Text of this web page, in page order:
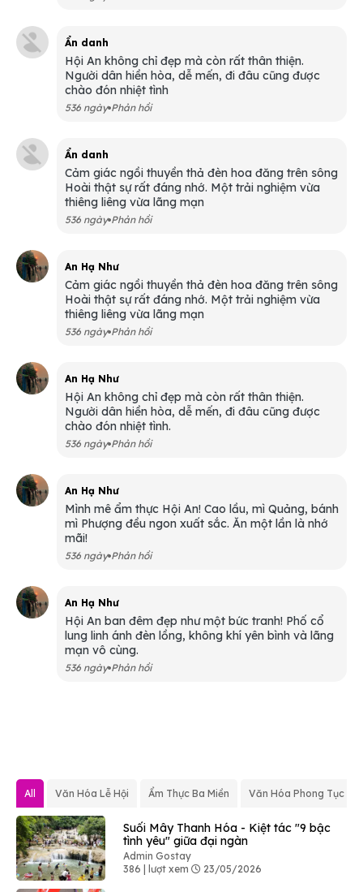
Ẩn danh
Hội An không chỉ đẹp mà còn rất thân thiện.
Người dân hiền hòa, dễ mến, đi đâu cũng được
chào đón nhiệt tình
536 ngày Phản hồi
Ẩn danh
Cảm giác ngồi thuyền thả đèn hoa đăng trên sông
Hoài thật sự rất đáng nhớ. Một trải nghiệm vừa
thiêng liêng vừa lãng mạn
536 ngày Phản hồi
An Hạ Như
Cảm giác ngồi thuyền thả đèn hoa đăng trên sông
Hoài thật sự rất đáng nhớ. Một trải nghiệm vừa
thiêng liêng vừa lãng mạn
536 ngày Phản hồi
An Hạ Như
Hội An không chỉ đẹp mà còn rất thân thiện.
Người dân hiền hòa, dễ mến, đi đâu cũng được
chào đón nhiệt tình.
536 ngày Phản hồi
An Hạ Như
Mình mê ẩm thực Hội An! Cao lầu, mì Quảng, bánh
mì Phượng đều ngon xuất sắc. Ăn một lần là nhớ
mãi!
536 ngày Phản hồi
An Hạ Như
Hội An ban đêm đẹp như một bức tranh! Phố cổ
lung linh ánh đèn lồng, không khí yên bình và lãng
mạn vô cùng.
536 ngày Phản hồi
All Văn Hóa Lễ Hội Ẩm Thực Ba Miền Văn Hóa Phong Tục
Suối Mây Thanh Hóa - Kiệt tác "9 bậc
tình yêu" giữa đại ngàn
Admin Gostay
386 | lượt xem
23/05/2026